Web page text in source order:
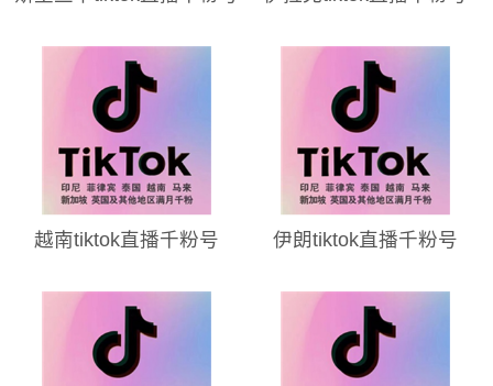
越南tiktok直播千粉号 伊朗tiktok直播千粉号